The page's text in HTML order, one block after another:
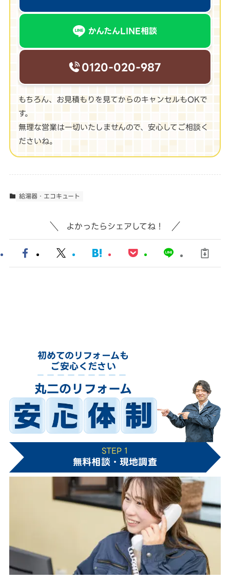
かんたんLINE相談
0120-020-987
もちろん、お見積もりを見てからのキャンセルもOKで
す。
無理な営業は一切いたしませんので、安心してご相談く
ださいね。
給湯器・エコキュート
よかったらシェアしてね！
初めてのリフォームも
ご安心ください
丸二のリフォーム
STEP 1
無料相談・現地調査